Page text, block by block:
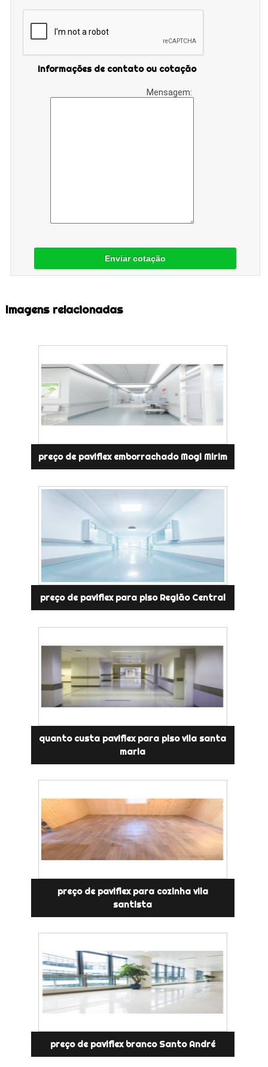
Informações de contato ou cotação
Mensagem:
Enviar cotação
Imagens relacionadas
preço de paviflex emborrachado Mogi Mirim
preço de paviflex para piso Região Central
quanto custa paviflex para piso vila santa
maria
preço de paviflex para cozinha vila
santista
preço de paviflex branco Santo André